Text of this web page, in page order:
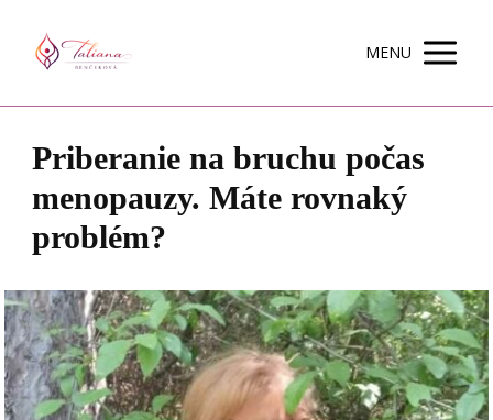
MENU
Priberanie na bruchu počas
menopauzy. Máte rovnaký
problém?